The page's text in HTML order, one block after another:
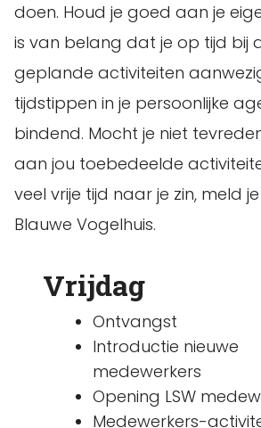
doen. Houd je goed aan je
is van belang dat je op tijd bij
geplande activiteiten
tijdstippen in je persoonlijke
bindend. Mocht je niet
aan jou toebedeelde
veel vrije tijd naar je zin, meld
Blauwe Vogelhuis.
Vrijdag
Ontvangst
Introductie nieuwe
medewerkers
Opening LSW
Medewerkers-